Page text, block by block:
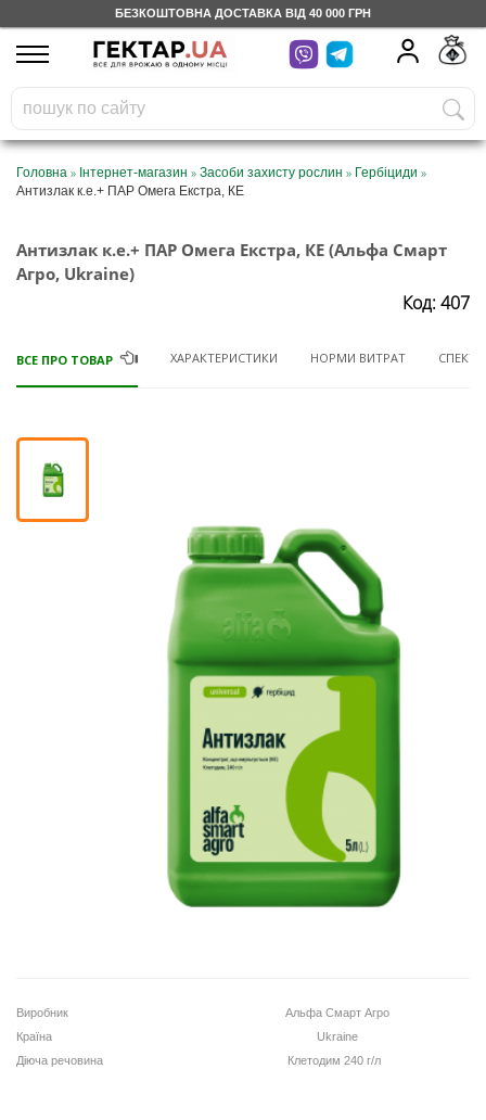
БЕЗКОШТОВНА ДОСТАВКА ВІД 40 000 ГРН
UA
На вашому
бонусному рахунку
грн
Безкоштовно по Україні
Категорії
Відгуки
Кошик
Головна » Інтернет-магазин » Засоби захисту рослин » Гербіциди »
Антизлак к.е.+ ПАР Омега Екстра, КЕ
Антизлак к.е.+ ПАР Омега Екстра, КЕ (Альфа Смарт
Агро, Ukraine)
Код: 407
ВСЕ ПРО ТОВАР ХАРАКТЕРИСТИКИ НОРМИ ВИТРАТ СПЕКТР
Виробник
Альфа Смарт Агро
Країна
Ukraine
Діюча речовина
Клетодим 240 г/л